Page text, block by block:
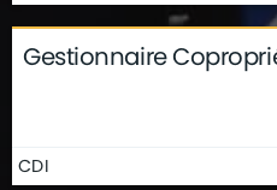
Gestionnaire
CDI